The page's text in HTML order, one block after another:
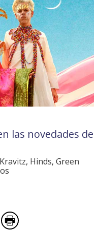
las novedades de
Hinds, Green